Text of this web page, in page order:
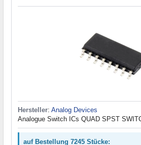
Hersteller: Analog Devices
Analogue Switch ICs QUAD SPST
auf Bestellung 7245 Stücke: